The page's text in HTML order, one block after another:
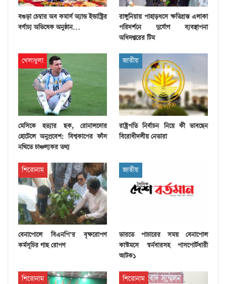
বগুড়া চেম্বার অব কমার্স অ্যান্ড ইন্ডাস্ট্রির
বর্ণাঢ্য অভিষেক অনুষ্ঠান…
রাঙ্গুনিয়ায় পাহাড়ধসে ক্ষতিগ্রস্ত এলাকা
পরিদর্শনে দুর্যোগ ব্যবস্থাপনা
অধিদপ্তরের টিম
খেলাধুলা
মেসিকে হত্যার ছক, রোনালদোর
হোটেলে অনুপ্রবেশ: বিশ্বকাপের ফাঁস
নথিতে চাঞ্চল্যকর তথ্য
জাতীয়
রাষ্ট্রপতি নির্বাচন নিয়ে কী ভাবছেন
বিরোধীদলীয় নেতারা
শিরোনাম
বেনাপোলে বিএনপি’র বৃক্ষরোপণ
কর্মসূচির গাছ রোপণ
জাতীয়
ভারতে পাচারের সময় বেনাপোল
কাস্টমসে স্বর্নবারসহ পাসপোর্টধারী
আটক১
শিরোনাম শিরোনাম